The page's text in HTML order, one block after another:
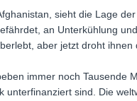
sieht die Lage
an Unterkühlung
aber jetzt droht
immer noch Tausende
sind. Die